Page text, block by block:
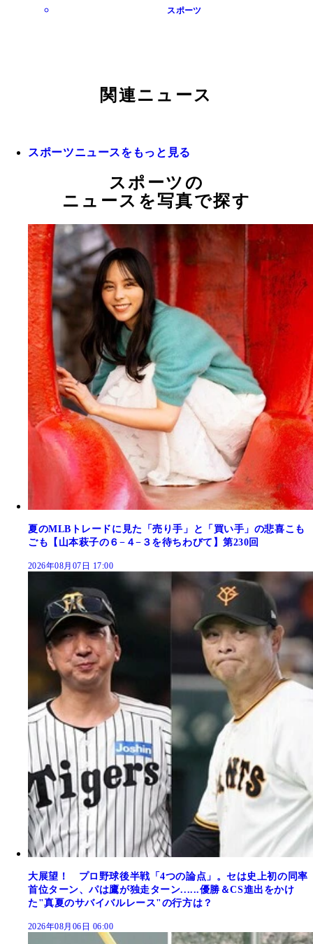
スポーツ
関連ニュース
スポーツニュースをもっと見る
スポーツの
ニュースを写真で探す
夏のMLBトレードに見た「売り手」と「買い手」の悲喜こも
ごも【山本萩子の６−４−３を待ちわびて】第230回
2026年08月07日 17:00
大展望！ プロ野球後半戦「4つの論点」。セは史上初の同率
首位ターン、パは鷹が独走ターン......優勝＆CS進出をかけ
た"真夏のサバイバルレース"の行方は？
2026年08月06日 06:00